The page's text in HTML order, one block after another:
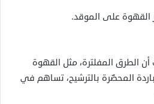
القهوة على الموقد.
الطرق المفلترة، مثل القهوة
المحضّرة بالترشيح، تساهم في